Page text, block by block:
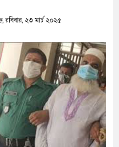
গাজীপুরে সাতজনকে হত্যার
১০ জন
ঢাকার চারপাশে সচল হবে নৌপথ,
রাজধানীর দুই মেট্রো স্টেশনে
২৩ মার্চ ২০২৫